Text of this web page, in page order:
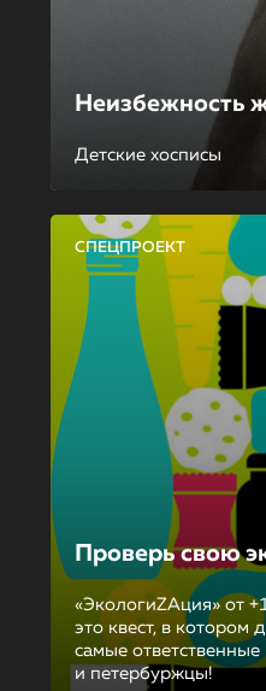
Неизбежность
Детские хосписы
СПЕЦПРОЕКТ
Проверь свою
«ЭкологиZAция» от
это квест, в
самые ответственные
и петербуржцы!